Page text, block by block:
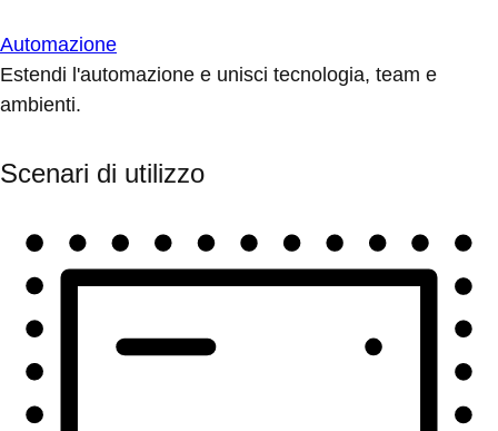
Automazione
Estendi l'automazione e unisci tecnologia, team e
ambienti.
Scenari di utilizzo